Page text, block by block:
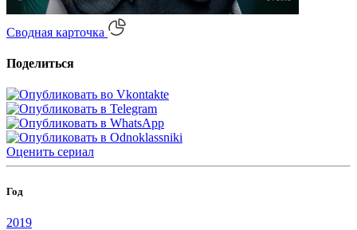
Сводная карточка
Поделиться
Оценить сериал
Год
2019